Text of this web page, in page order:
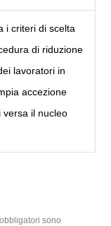
i criteri di scelta
di riduzione
lavoratori in
accezione
versa il nucleo
obbligatori sono